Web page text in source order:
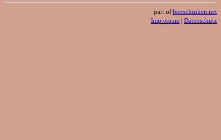
part ofbierschinken.net
Impressum | Datenschutz